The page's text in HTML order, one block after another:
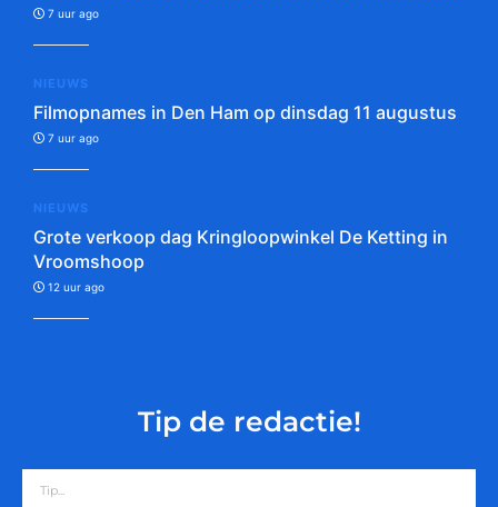
7 uur ago
NIEUWS
Filmopnames in Den Ham op dinsdag 11 augustus
7 uur ago
NIEUWS
Grote verkoop dag Kringloopwinkel De Ketting in
Vroomshoop
12 uur ago
Tip de redactie!